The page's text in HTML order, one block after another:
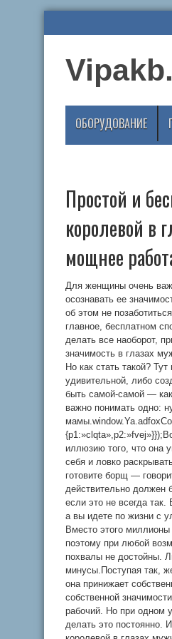
ОБОРУДОВАНИЕ
Простой и
королевой в
мощнее
Для женщины очень
осознавать ее
об этом не
главное, бесплатном
делать все наоборот,
значимость в глазах
Но как стать такой?
удивительной, либо
быть самой-самой —
важно понимать одно:
иллюзию того, что она
себя и ловко
готовите борщ —
действительно должен
если это не всегда
а вы идете по жизни с
Вместо этого
поэтому при любой
похвалы не достойны.
минусы.Поступая так,
она принижает
собственной
рабочий. Но при одном
делать это постоянно.